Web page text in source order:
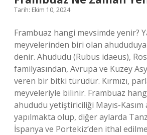
Tarih: Ekim 10, 2024
Frambuaz hangi mevsimde yenir?
meyvelerinden biri olan
denir. Ahududu (Rubus idaeus),
familyasından, Avrupa ve Kuzey
veren bir bitki türüdür. Kırmızı,
meyveleriyle bilinir. Frambuaz
ahududu yetiştiriciliği Mayıs-Kasım
yapılmakta olup, diğer aylarda
İspanya ve Portekiz’den ithal